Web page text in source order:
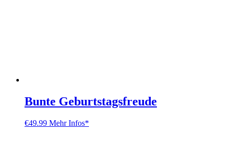
Bunte Geburtstagsfreude
€49.99 Mehr Infos*